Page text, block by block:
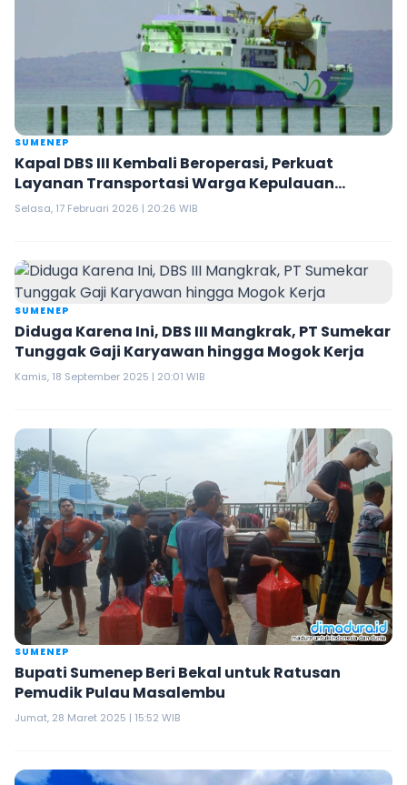
SUMENEP
Kapal DBS III Kembali Beroperasi, Perkuat
Layanan Transportasi Warga Kepulauan
Sumenep
Selasa, 17 Februari 2026 | 20:26 WIB
SUMENEP
Diduga Karena Ini, DBS III Mangkrak, PT Sumekar
Tunggak Gaji Karyawan hingga Mogok Kerja
Kamis, 18 September 2025 | 20:01 WIB
SUMENEP
Bupati Sumenep Beri Bekal untuk Ratusan
Pemudik Pulau Masalembu
Jumat, 28 Maret 2025 | 15:52 WIB